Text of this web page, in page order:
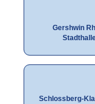
Gershwin
Schlossberg-